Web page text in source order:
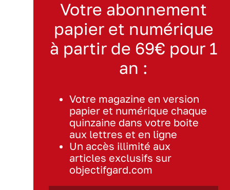
Votre abonnement
papier et numérique
à partir de 69€ pour 1
an :
Votre magazine en version
papier et numérique chaque
quinzaine dans votre boite
aux lettres et en ligne
Un accès illimité aux
articles exclusifs sur
objectifgard.com